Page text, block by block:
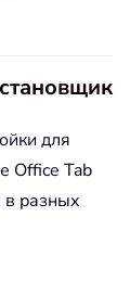
для
Office Tab
разных